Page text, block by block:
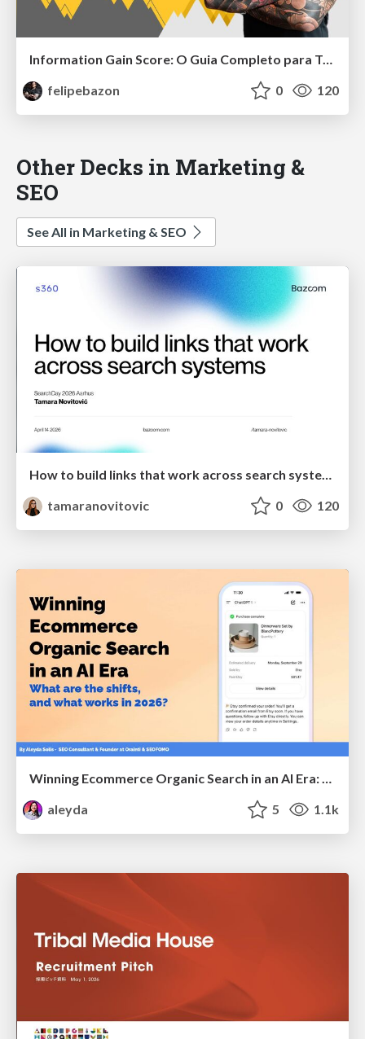
Information Gain Score: O Guia Completo para Transformar Sua Estratégia de SEO
felipebazon
0 120
Other Decks in Marketing &
SEO
See All in Marketing & SEO
How to build links that work across search systems
tamaranovitovic
0 120
aleyda
5 1.1k